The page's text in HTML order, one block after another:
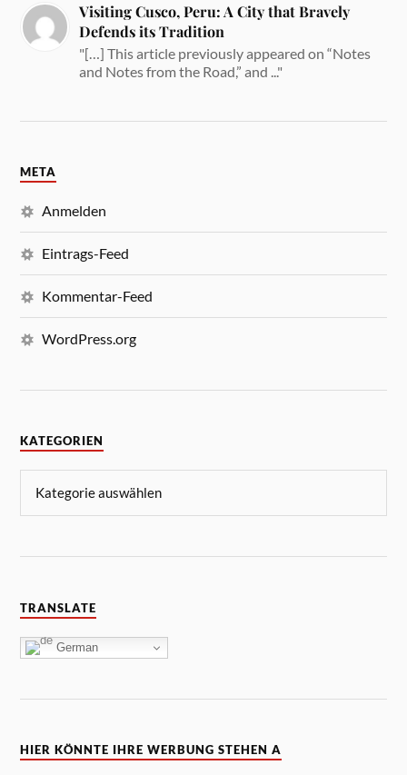
Visiting Cusco, Peru: A City that Bravely
Defends its Tradition
"[…] This article previously appeared on “Notes
and Notes from the Road,” and ..."
META
Anmelden
Eintrags-Feed
Kommentar-Feed
WordPress.org
KATEGORIEN
TRANSLATE
German
HIER KÖNNTE IHRE WERBUNG STEHEN A